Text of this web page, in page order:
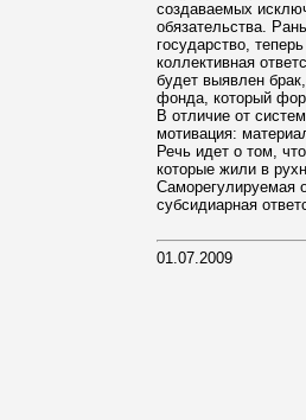
создаваемых
обязательства.
государство,
коллективная
будет выявлен
фонда, который
В отличие от
мотивация:
Речь идет о том,
которые жили в
Саморегулируемая
субсидиарная
01.07.2009